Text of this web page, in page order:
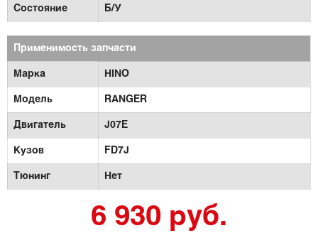
Состояние Б/У
Применимость запчасти
Марка HINO
Модель RANGER
Двигатель J07E
Кузов FD7J
Тюнинг Нет
6 930 руб.